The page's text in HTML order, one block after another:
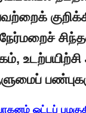
ஓட்டப்